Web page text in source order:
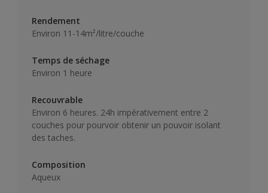
Rendement
Environ 11-14m²/litre/couche
Temps de séchage
Environ 1 heure
Recouvrable
Environ 6 heures. 24h impérativement entre 2
couches pour pourvoir obtenir un pouvoir isolant
des taches.
Composition
Aqueux